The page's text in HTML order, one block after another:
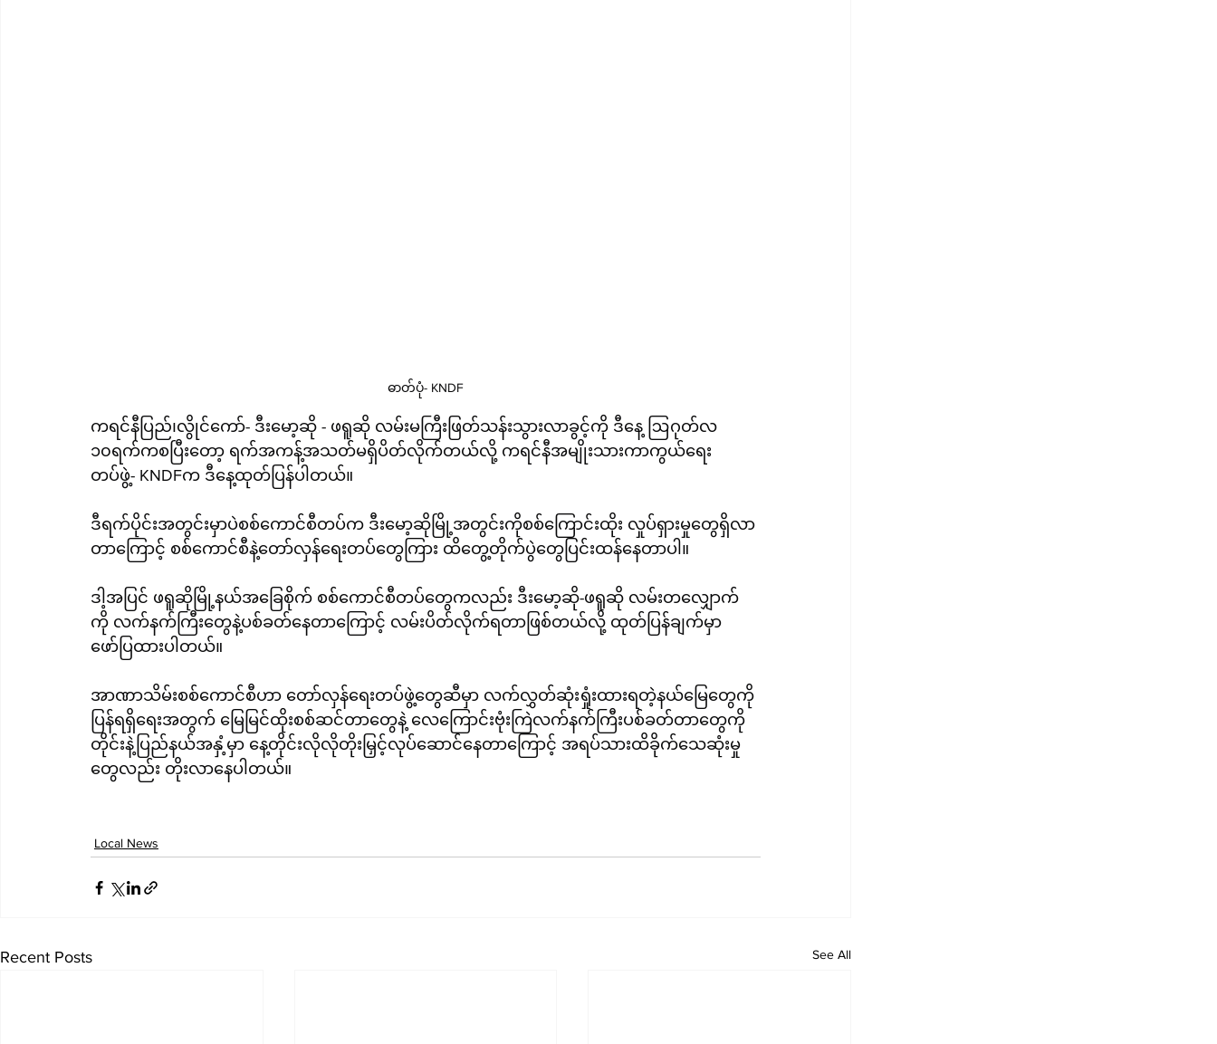
ဓာတ်ပုံ- KNDF
ကရင်နီပြည်၊လွိုင်ကော်- ဒီးမော့ဆို - ဖရူဆို လမ်းမကြီးဖြတ်သန်းသွားလာခွင့်ကို ဒီနေ့ ဩဂုတ်လ
၁၀ရက်ကစပြီးတော့ ရက်အကန့်အသတ်မရှိပိတ်လိုက်တယ်လို့ ကရင်နီအမျိုးသားကာကွယ်ရေး
တပ်ဖွဲ့- KNDFက ဒီနေ့ထုတ်ပြန်ပါတယ်။
ဒီရက်ပိုင်းအတွင်းမှာပဲစစ်ကောင်စီတပ်က ဒီးမော့ဆိုမြို့အတွင်းကိုစစ်‌ကြောင်းထိုး လှုပ်ရှားမှုတွေရှိလာ
တာကြောင့် စစ်ကောင်စီနဲ့တော်လှန်ရေးတပ်တွေကြား ထိတွေ့တိုက်ပွဲတွေပြင်းထန်နေတာပါ။
ဒါ့အပြင် ဖရူဆိုမြို့နယ်အခြေစိုက် စစ်ကောင်စီတပ်တွေကလည်း ဒီးမော့ဆို-ဖရူဆို လမ်းတလျှောက်
ကို လက်နက်ကြီးတွေနဲ့ပစ်ခတ်နေတာကြောင့် လမ်းပိတ်လိုက်ရတာဖြစ်တယ်လို့ ထုတ်ပြန်ချက်မှာ
ဖော်ပြထားပါတယ်။
အာဏာသိမ်းစစ်ကောင်စီဟာ တော်လှန်ရေးတပ်ဖွဲ့တွေဆီမှာ လက်လွှတ်ဆုံးရှုံးထားရတဲ့နယ်မြေတွေကို
ပြန်ရရှိရေးအတွက် မြေမြင်ထိုးစစ်ဆင်တာတွေနဲ့ လေကြောင်းဗုံးကြဲလက်နက်ကြီးပစ်ခတ်တာတွေကို
တိုင်းနဲ့ပြည်နယ်အနှံ့မှာ နေ့တိုင်းလိုလိုတိုးမြှင့်လုပ်ဆောင်နေတာကြောင့် အရပ်သားထိခိုက်သေဆုံးမှု
တွေလည်း တိုးလာနေပါတယ်။
Local News
Recent Posts See All